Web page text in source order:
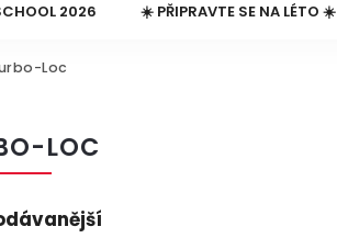
2026 ☀️ PŘIPRAVTE SE NA LÉTO ☀️
Loc
LOC